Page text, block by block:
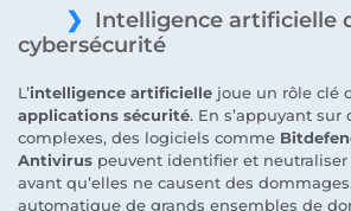
Intelligence artificielle
cybersécurité
L’intelligence artificielle joue un rôle clé
applications sécurité. En s’appuyant
complexes, des logiciels comme
Antivirus peuvent identifier et neutraliser
avant qu’elles ne causent des
automatique de grands ensembles de